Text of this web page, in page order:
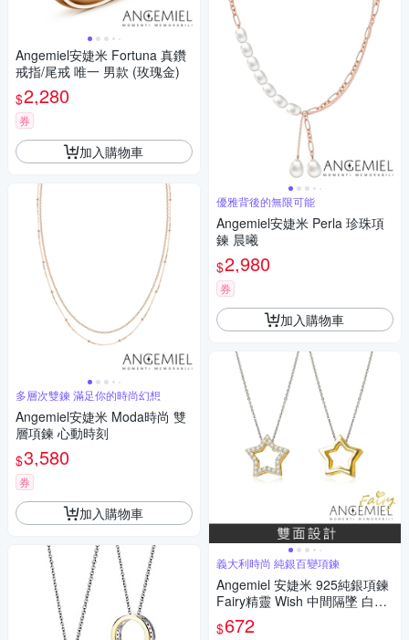
Angemiel安婕米 Fortuna 真鑽
戒指/尾戒 唯一 男款 (玫瑰金)
$2,280
券
加入購物車
多層次雙鍊 滿足你的時尚幻想
Angemiel安婕米 Moda時尚 雙
層項鍊 心動時刻
$3,580
券
加入購物車
優雅背後的無限可能
Angemiel安婕米 Perla 珍珠項
鍊 晨曦
$2,980
券
加入購物車
義大利時尚 純銀百變項鍊
Angemiel 安婕米 925純銀項鍊
Fairy精靈 Wish 中間隔墜 白鑽.
金
$672